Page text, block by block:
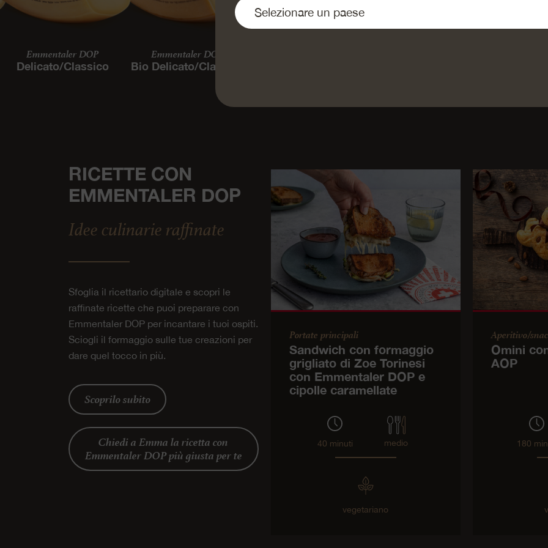
Emmentaler DOP
Delicato/Classico
Emmentaler DOP
Bio Delicato/Classico Bio
RICETTE CON
EMMENTALER DOP
Idee culinarie raffinate
Sfoglia il ricettario digitale e scopri le
raffinate ricette che puoi preparare con
Emmentaler DOP per incantare i tuoi ospiti.
Sciogli il formaggio sulle tue creazioni per
dare quel tocco in più.
Scoprilo subito
Chiedi a Emma la ricetta con
Emmentaler DOP più giusta per te
Portate principali
Sandwich con formaggio
grigliato di Zoe Torinesi
con Emmentaler DOP e
cipolle caramellate
40 minuti medio
vegetariano
Aperitivo/
Omini
AOP
180